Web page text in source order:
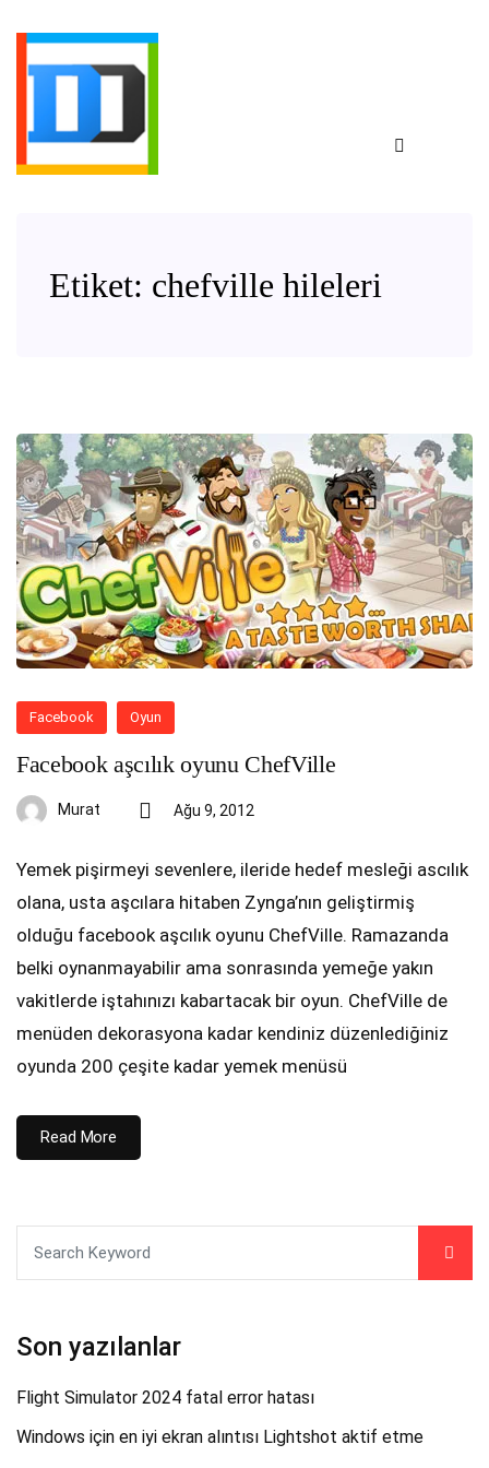
Etiket: chefville hileleri
Facebook Oyun
Facebook aşcılık oyunu ChefVille
Murat Ağu 9, 2012
Yemek pişirmeyi sevenlere, ileride hedef mesleği ascılık
olana, usta aşcılara hitaben Zynga’nın geliştirmiş
olduğu facebook aşcılık oyunu ChefVille. Ramazanda
belki oynanmayabilir ama sonrasında yemeğe yakın
vakitlerde iştahınızı kabartacak bir oyun. ChefVille de
menüden dekorasyona kadar kendiniz düzenlediğiniz
oyunda 200 çeşite kadar yemek menüsü
Read More
Son yazılanlar
Flight Simulator 2024 fatal error hatası
Windows için en iyi ekran alıntısı Lightshot aktif etme